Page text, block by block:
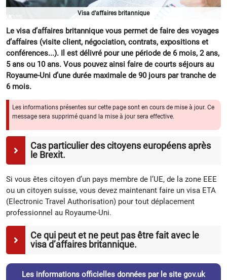
Le visa d’affaires britannique vous permet de faire des voyages
d’affaires (visite client, négociation, contrats, expositions et
conférences...). Il est délivré pour une période de 6 mois, 2 ans,
5 ans ou 10 ans. Vous pouvez ainsi faire de courts séjours au
Royaume-Uni d’une durée maximale de 90 jours par tranche de
6 mois.
Les informations présentes sur cette page sont en cours de mise à jour. Ce
message sera supprimé quand la mise à jour sera effective.
Cas particulier des citoyens européens après
le Brexit.
Si vous êtes citoyen d’un pays membre de l’UE, de la zone EEE
ou un citoyen suisse, vous devez maintenant faire un visa ETA
(Electronic Travel Authorisation) pour tout déplacement
professionnel au Royaume-Uni.
Ce qui peut et ne peut pas être fait avec le
visa d’affaires britannique.
Les informations officielles données par le site gov.uk
Visa d'affaires britannique